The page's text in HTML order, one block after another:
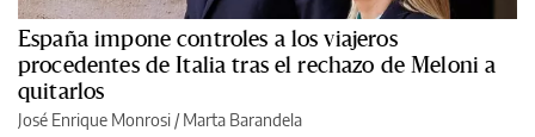
España impone controles a los viajeros
procedentes de Italia tras el rechazo de Meloni a
quitarlos
José Enrique Monrosi / Marta Barandela